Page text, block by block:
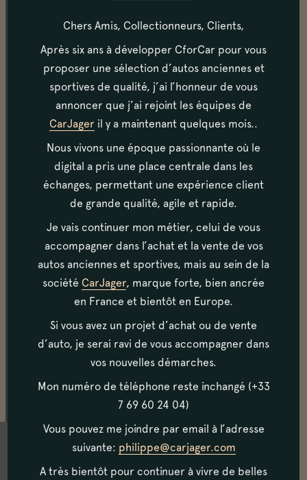
quasi neufs. L’essai routier confirme bien un châssis
Moteur & transmission
Le moteur a un fonctionnement parfait et régulier.
Les démarrages sont faciles à froid comme à chaud.
Le moteur prend bien ses tours dans un bruit rauque
caractéristique.
Carrosserie
La carrosserie est état quasi-parfait, impressionnant
pour une voiture de plus de 10 ans.
Habitacle
Tout comme sa carrosserie, l'habitacle est comme
neuf. Notons la présence d'une capote et d'un
tonneau-cover.
Chers Amis, Collectionneurs, Clients,
Après six ans à développer CforCar pour vous
proposer une sélection d’autos anciennes et
sportives de qualité, j’ai l’honneur de vous
annoncer que j’ai rejoint les équipes de
CarJager il y a maintenant quelques mois..
Nous vivons une époque passionnante où le
digital a pris une place centrale dans les
échanges, permettant une expérience client
de grande qualité, agile et rapide.
Je vais continuer mon métier, celui de vous
accompagner dans l’achat et la vente de vos
autos anciennes et sportives, mais au sein de la
société CarJager, marque forte, bien ancrée
en France et bientôt en Europe.
Si vous avez un projet d’achat ou de vente
d’auto, je serai ravi de vous accompagner dans
vos nouvelles démarches.
Mon numéro de téléphone reste inchangé (+33
7 69 60 24 04)
Vous pouvez me joindre par email à l’adresse
suivante: philippe@carjager.com
A très bientôt pour continuer à vivre de belles